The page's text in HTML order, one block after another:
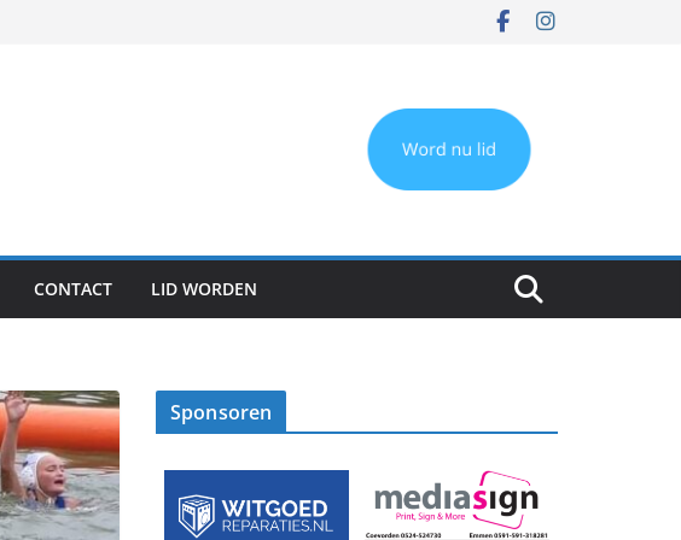
CONTACT LID WORDEN
Sponsoren